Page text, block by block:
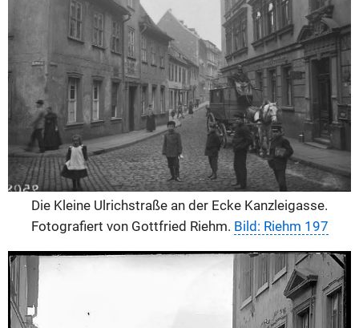
Die Kleine Ulrichstraße an der Ecke Kanzleigasse.
Fotografiert von Gottfried Riehm. Bild: Riehm 197